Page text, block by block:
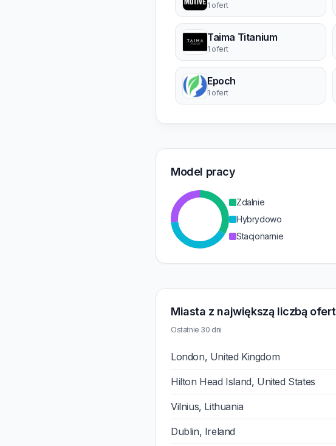
1 ofert
Taima Titanium
1 ofert
Epoch
1 ofert
Model pracy
Zdalnie
Hybrydowo
Stacjonarnie
Miasta z największą liczbą ofert
Ostatnie 30 dni
London, United Kingdom
Hilton Head Island, United States
Vilnius, Lithuania
Dublin, Ireland